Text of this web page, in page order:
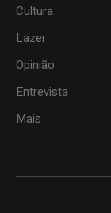
Cultura
Lazer
Opinião
Entrevista
Mais